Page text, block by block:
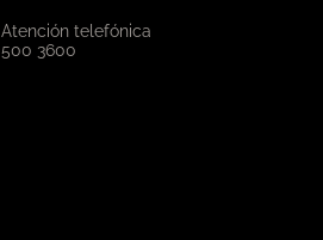
Atención telefónica
500 3600